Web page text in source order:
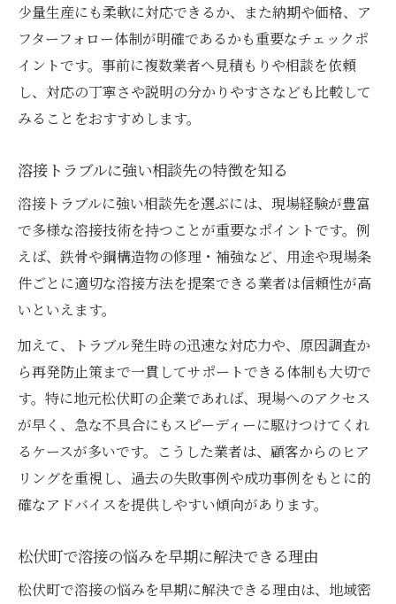
少量生産にも柔軟に対応できるか、また納期や価格、ア
フターフォロー体制が明確であるかも重要なチェックポ
イントです。事前に複数業者へ見積もりや相談を依頼
し、対応の丁寧さや説明の分かりやすさなども比較して
みることをおすすめします。
溶接トラブルに強い相談先の特徴を知る
溶接トラブルに強い相談先を選ぶには、現場経験が豊富
で多様な溶接技術を持つことが重要なポイントです。例
えば、鉄骨や鋼構造物の修理・補強など、用途や現場条
件ごとに適切な溶接方法を提案できる業者は信頼性が高
いといえます。
加えて、トラブル発生時の迅速な対応力や、原因調査か
ら再発防止策まで一貫してサポートできる体制も大切で
す。特に地元松伏町の企業であれば、現場へのアクセス
が早く、急な不具合にもスピーディーに駆けつけてくれ
るケースが多いです。こうした業者は、顧客からのヒア
リングを重視し、過去の失敗事例や成功事例をもとに的
確なアドバイスを提供しやすい傾向があります。
松伏町で溶接の悩みを早期に解決できる理由
松伏町で溶接の悩みを早期に解決できる理由は、地域密